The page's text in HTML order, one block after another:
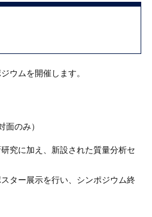
ウムを開催します。
のみ）
究に加え、新設された質量分析セ
ター展示を行い、シンポジウム終